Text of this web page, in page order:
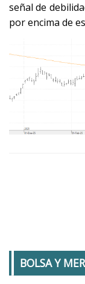
señal de
por encima de
BOLSA Y